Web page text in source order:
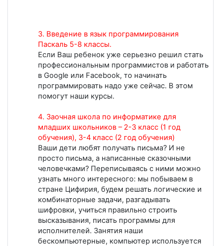
3. Введение в язык программирования
Паскаль 5-8 классы.
Если Ваш ребенок уже серьезно решил стать
профессиональным программистов и работать
в Google или Facebook, то начинать
программировать надо уже сейчас. В этом
помогут наши курсы.
4. Заочная школа по информатике для
младших школьников – 2-3 класс (1 год
обучения), 3-4 класс (2 год обучения)
Ваши дети любят получать письма? И не
просто письма, а написанные сказочными
человечками? Переписываясь с ними можно
узнать много интересного: мы побываем в
стране Цифирия, будем решать логические и
комбинаторные задачи, разгадывать
шифровки, учиться правильно строить
высказывания, писать программы для
исполнителей. Занятия наши
бескомпьютерные, компьютер используется